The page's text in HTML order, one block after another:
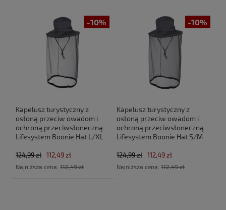
-10%
Kapelusz turystyczny z
osłoną przeciw owadom i
ochroną przeciwsłoneczną
Lifesystem Boonie Hat L/XL
112,49 zł
124,99 zł
Najniższa cena:112,49 zł
-10%
Kapelusz turystyczny z
osłoną przeciw owadom i
ochroną przeciwsłoneczną
Lifesystem Boonie Hat S/M
112,49 zł
124,99 zł
Najniższa cena:112,49 zł